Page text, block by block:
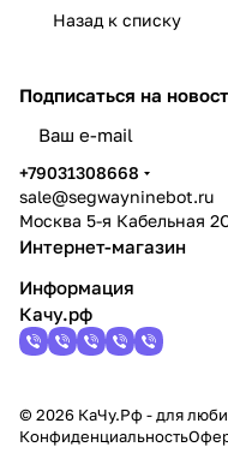
Назад к списку
Подписаться на
+79031308668
sale@segwayninebot.ru
Москва 5-я Кабельная
Интернет-магазин
Информация
Качу.рф
© 2026 КаЧу.Рф - для
Конфиденциальность